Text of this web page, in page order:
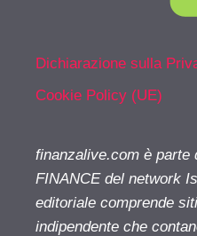
Dichiarazione sulla
Cookie Policy (UE)
finanzalive.com è parte
FINANCE del network
editoriale comprende
indipendente che